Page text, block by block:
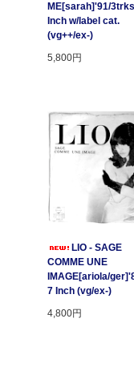
ME[sarah]'91/
Inch w/label cat.
(vg++/ex-)
5,800円
LIO - SAGE
COMME UNE
IMAGE[ariola/
7 Inch (vg/ex-)
4,800円